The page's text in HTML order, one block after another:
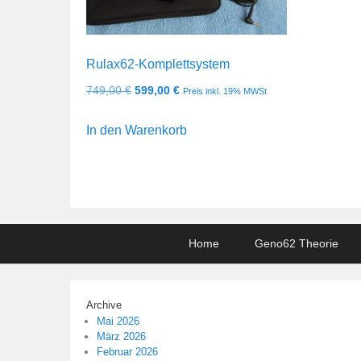
Rulax62-Komplettsystem
749,00€ Ursprünglicher
war:
599,00 €Aktueller
ist:
Preis inkl. 19% MWSt
In den Warenkorb
Home Geno62 Theorie
Archive
Mai 2026
März 2026
Februar 2026